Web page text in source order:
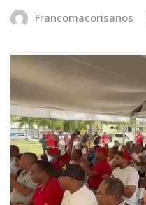
Francomacorisanos